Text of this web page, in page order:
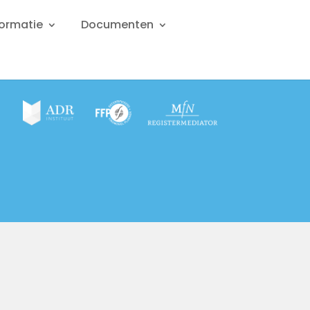
Documenten